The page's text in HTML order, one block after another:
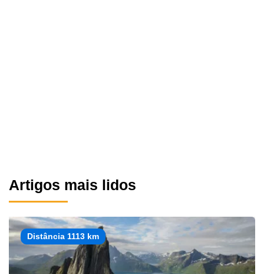
Artigos mais lidos
Distância 1113 km